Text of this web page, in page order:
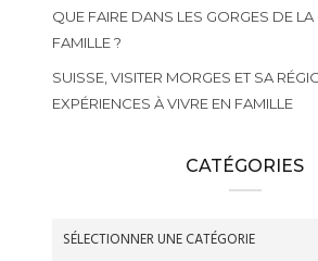
QUE FAIRE DANS LES GORGES DE LA
FAMILLE ?
SUISSE, VISITER MORGES ET SA
EXPÉRIENCES À VIVRE EN FAMILLE
CATÉGORIES